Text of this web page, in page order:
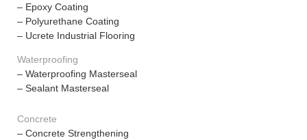
– Epoxy Coating
– Polyurethane Coating
– Ucrete Industrial Flooring
Waterproofing
– Waterproofing Masterseal
– Sealant Masterseal
Concrete
– Concrete Strengthening